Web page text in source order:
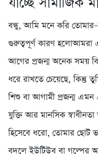
বন্ধু, আমি মনে করি
গুরুত্বপূর্ণ কারণ হলোআমরা
আগের প্রজন্ম অনেক সময়
ধরে রাখতে চেয়েছে,
শিশু বা আগামী প্রজন্ম এমন
যুক্তি আর মানসিক
হিসেবে ধরো, তোমার ছোট
বদলে ইউটিউব বা গল্পের